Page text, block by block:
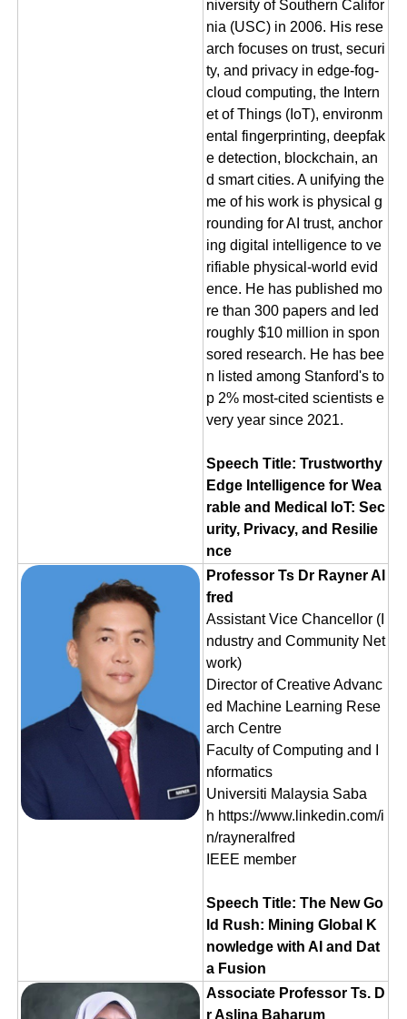
niversity of Southern Califor
nia (USC) in 2006. His rese
arch focuses on trust, securi
ty, and privacy in edge-fog-
cloud computing, the Intern
et of Things (IoT), environm
ental fingerprinting, deepfak
e detection, blockchain, an
d smart cities. A unifying the
me of his work is physical g
rounding for AI trust, anchor
ing digital intelligence to ve
rifiable physical-world evid
ence. He has published mo
re than 300 papers and led
roughly $10 million in spon
sored research. He has bee
n listed among Stanford's to
p 2% most-cited scientists e
very year since 2021.
Speech Title: Trustworthy
Edge Intelligence for Wea
rable and Medical IoT: Sec
urity, Privacy, and Resilie
nce
Professor Ts Dr Rayner Al
fred
Assistant Vice Chancellor (I
ndustry and Community Net
work)
Director of Creative Advanc
ed Machine Learning Rese
arch Centre
Faculty of Computing and I
nformatics
Universiti Malaysia Saba
h https://www.linkedin.com/i
n/rayneralfred
IEEE member
Speech Title: The New Go
ld Rush: Mining Global K
nowledge with AI and Dat
a Fusion
Associate Professor Ts. D
r Aslina Baharum